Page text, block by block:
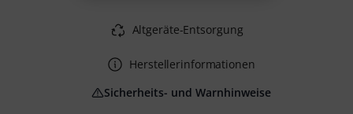
Altgeräte-Entsorgung
Herstellerinformationen
Sicherheits- und Warnhinweise